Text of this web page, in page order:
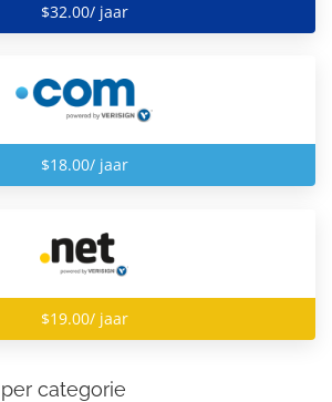
$32.00/ jaar
$18.00/ jaar
$19.00/ jaar
categorie